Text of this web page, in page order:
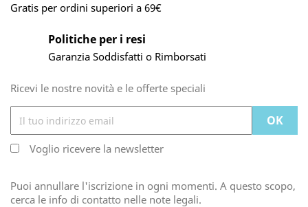
Gratis per ordini superiori a 69€
Politiche per i resi
Garanzia Soddisfatti o Rimborsati
Ricevi le nostre novità e le offerte speciali
Voglio ricevere la newsletter
Puoi annullare l'iscrizione in ogni momenti. A questo scopo,
cerca le info di contatto nelle note legali.